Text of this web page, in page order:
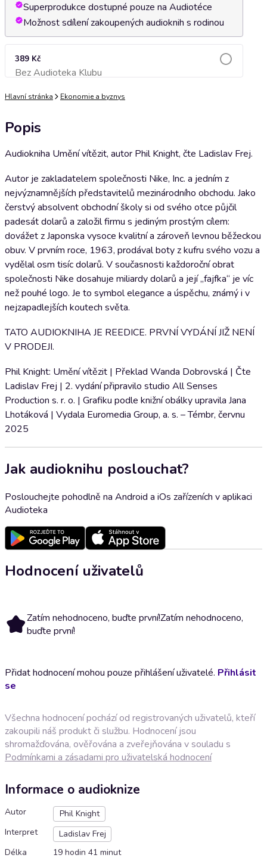
Superprodukce dostupné pouze na Audiotéce
Možnost sdílení zakoupených audioknih s rodinou
389 Kč
Bez Audioteka KlubuPřidat do košíku
Hlavní stránka Ekonomie a byznys
Popis
Audiokniha Umění vítězit, autor Phil Knight, čte Ladislav Frej.
Autor je zakladatelem společnosti Nike, Inc. a jedním z
nejvýznamnějších představitelů mezinárodního obchodu. Jako
čerstvý absolvent obchodní školy si od svého otce půjčil
padesát dolarů a založil firmu s jediným prostým cílem:
dovážet z Japonska vysoce kvalitní a zároveň levnou běžeckou
obuv. V prvním roce, 1963, prodával boty z kufru svého vozu a
vydělal osm tisíc dolarů. V současnosti každoroční obrat
společnosti Nike dosahuje miliardy dolarů a její „fajfka“ je víc
než pouhé logo. Je to symbol elegance a úspěchu, známý i v
nejzapadlejších koutech světa.
TATO AUDIOKNIHA JE REEDICE. PRVNÍ VYDÁNÍ JIŽ NENÍ
V PRODEJI.
Phil Knight: Umění vítězit | Překlad Wanda Dobrovská | Čte
Ladislav Frej | 2. vydání připravilo studio All Senses
Production s. r. o. | Grafiku podle knižní obálky upravila Jana
Lhotáková | Vydala Euromedia Group, a. s. – Témbr, červnu
2025
Jak audioknihu poslouchat?
Poslouchejte pohodlně na Android a iOs zařízeních v aplikaci
Audioteka
Hodnocení uživatelů
Zatím nehodnoceno, buďte první!Zatím nehodnoceno,
buďte první!
Přidat hodnocení mohou pouze přihlášení uživatelé. Přihlásit
se
Všechna hodnocení pochází od registrovaných uživatelů, kteří
zakoupili náš produkt či službu. Hodnocení jsou
shromažďována, ověřována a zveřejňována v souladu s
Podmínkami a zásadami pro uživatelská hodnocení
Informace o audioknize
Autor
Phil Knight
Interpret
Ladislav Frej
Délka
19 hodin 41 minut